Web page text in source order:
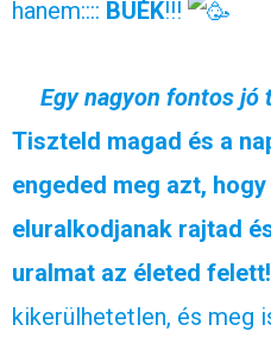
hanem:::: BUÉK!!!
Egy nagyon fontos jó
Tiszteld magad és a
engeded meg azt,
eluralkodjanak rajtad
uralmat az életed felett!
kikerülhetetlen, és meg